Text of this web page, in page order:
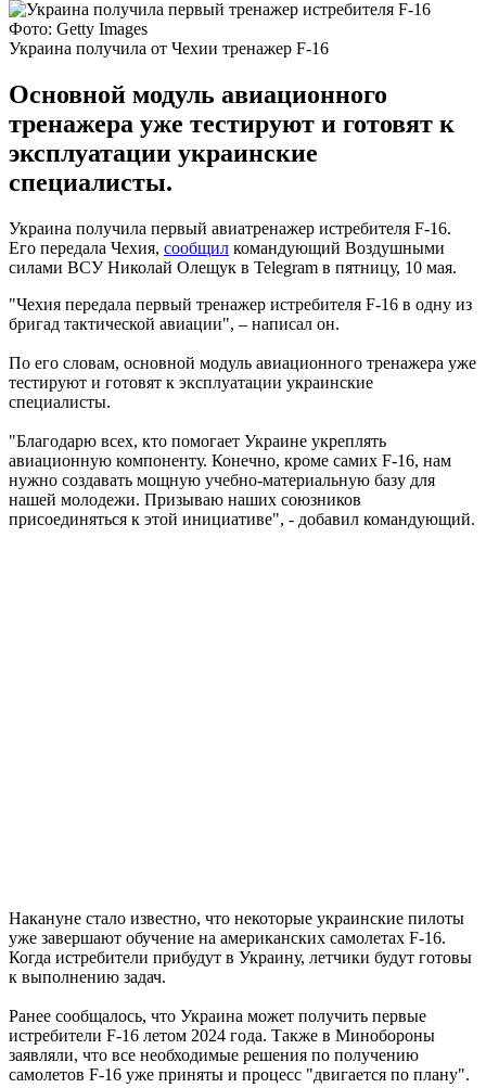
Фото: Getty Images
Украина получила от Чехии тренажер F-16
Основной модуль авиационного
тренажера уже тестируют и готовят к
эксплуатации украинские
специалисты.
Украина получила первый авиатренажер истребителя F-16.
Его передала Чехия, сообщил командующий Воздушными
силами ВСУ Николай Олещук в Telegram в пятницу, 10 мая.
"Чехия передала первый тренажер истребителя F-16 в одну из
бригад тактической авиации", – написал он.
По его словам, основной модуль авиационного тренажера уже
тестируют и готовят к эксплуатации украинские
специалисты.
"Благодарю всех, кто помогает Украине укреплять
авиационную компоненту. Конечно, кроме самих F-16, нам
нужно создавать мощную учебно-материальную базу для
нашей молодежи. Призываю наших союзников
присоединяться к этой инициативе", - добавил командующий.
Накануне стало известно, что некоторые украинские пилоты
уже завершают обучение на американских самолетах F-16.
Когда истребители прибудут в Украину, летчики будут готовы
к выполнению задач.
Ранее сообщалось, что Украина может получить первые
истребители F-16 летом 2024 года. Также в Минобороны
заявляли, что все необходимые решения по получению
самолетов F-16 уже приняты и процесс "двигается по плану".